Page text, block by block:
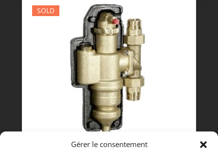
Gérer le consentement
SOLD